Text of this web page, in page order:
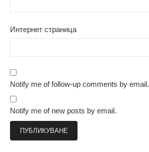
Интернет страница
Notify me of follow-up comments by email.
Notify me of new posts by email.